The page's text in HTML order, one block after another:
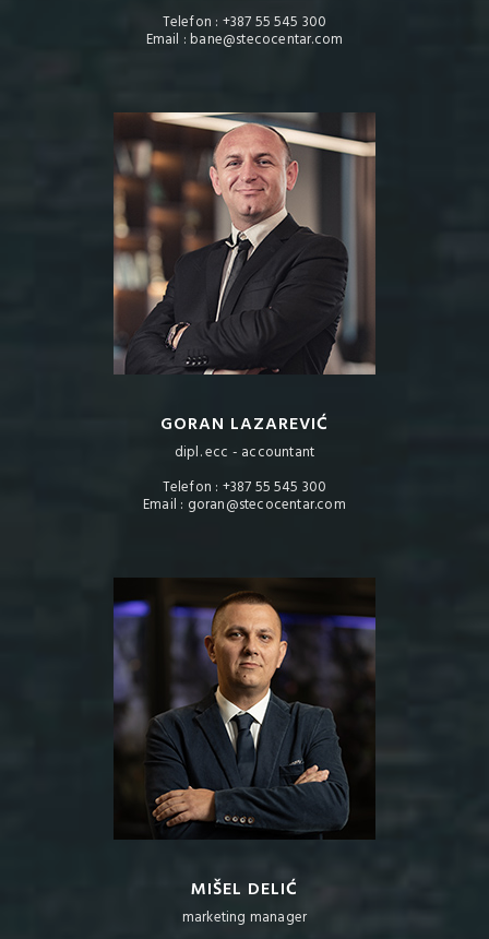
Telefon : +387 55 545 300
Email : bane@stecocentar.com
GORAN LAZAREVIĆ
dipl. ecc - accountant
Telefon : +387 55 545 300
Email : goran@stecocentar.com
MIŠEL DELIĆ
marketing manager